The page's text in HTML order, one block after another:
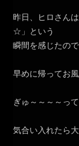
昨日、ヒロさん
☆」という
瞬間を感じたの
早めに帰ってお
ぎゅ～～～～って
気合い入れたら